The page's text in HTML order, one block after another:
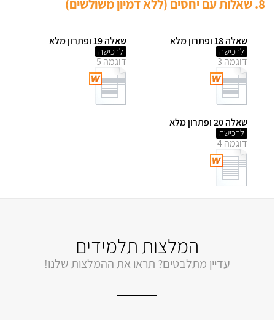
8. שאלות עם יחסים (ללא דמיון משולשים)
שאלה 18 ופתרון מלא
לרכישה
דוגמה 3
שאלה 19 ופתרון מלא
לרכישה
דוגמה 5
שאלה 20 ופתרון מלא
לרכישה
דוגמה 4
המלצות תלמידים
עדיין מתלבטים? תראו את ההמלצות שלנו!